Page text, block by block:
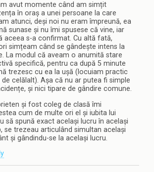
avut momente când am simțit
în oraș a unei persoane la care
atunci, deși noi nu eram împreună, ea
sunase și nu îmi spusese că vine, iar
aceea s-a confirmat. Cu altă fată,
simțeam când se gândește intens la
La modul că aveam o anumită stare
specifică, pentru ca după 5 minute
trezesc cu ea la ușă (locuiam practic
de celălalt). Așa că nu ar putea fi simple
și nici tipare de gândire comune.
și fost coleg de clasă îmi
cum de multe ori el și iubita lui
să spună exact același lucru în același
se trezeau articulând simultan același
și gândindu-se la același lucru.